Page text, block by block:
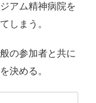
アム精神病院を
しまう。
の参加者と共に
決める。